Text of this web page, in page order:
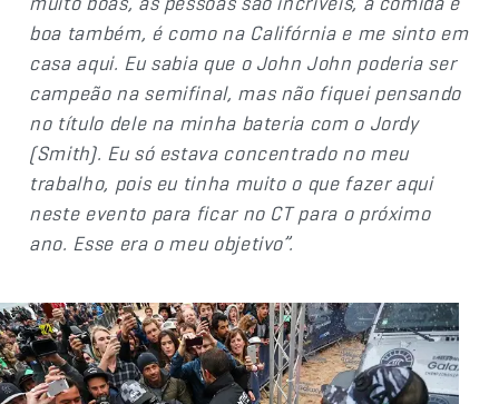
boa também, é como na Califórnia e me sinto em
casa aqui. Eu sabia que o John John poderia ser
campeão na semifinal, mas não fiquei pensando
no título dele na minha bateria com o Jordy
(Smith). Eu só estava concentrado no meu
trabalho, pois eu tinha muito o que fazer aqui
neste evento para ficar no CT para o próximo
ano. Esse era o meu objetivo”.